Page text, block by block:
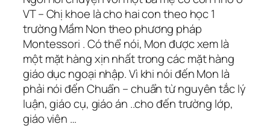
VT – Chị khoe là cho hai con theo học 1
trường Mầm Non theo phương pháp
Montessori . Có thể nói, Mon được xem là
một mặt hàng xịn nhất trong các mặt hàng
giáo dục ngoại nhập. Vì khi nói đến Mon là
phải nói đến Chuẩn – chuẩn từ nguyên tắc lý
luận, giáo cụ, giáo án ..cho đến trường lớp,
giáo viên …